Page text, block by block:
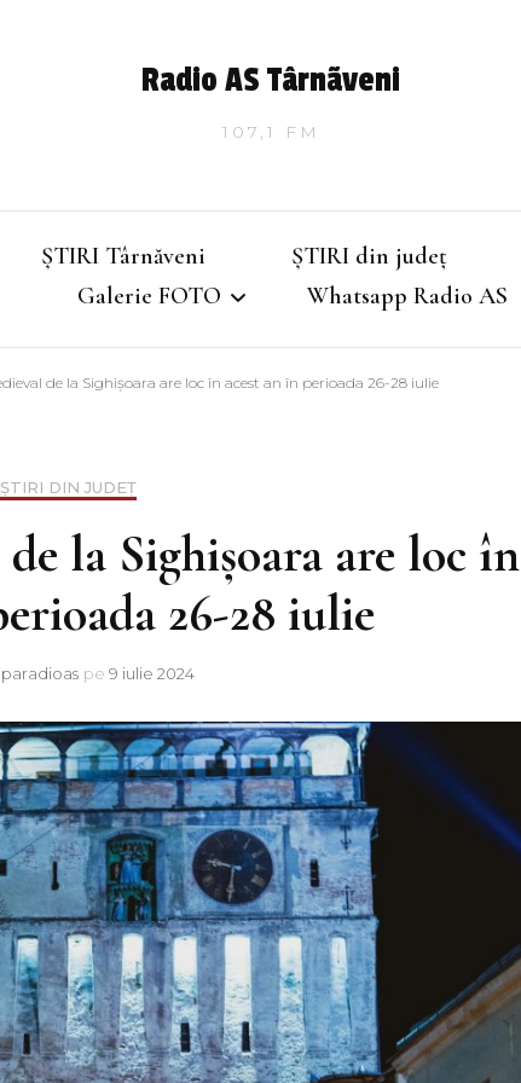
Radio AS Târnãveni
107,1 FM
ȘTIRI Târnăveni ȘTIRI din județ
Galerie FOTO Whatsapp Radio AS
de la Sighișoara are loc în acest an în perioada 26-28 iulie
ȘTIRI DIN JUDEȚ
la Sighișoara are loc în
26-28 iulie
pe 9 iulie 2024